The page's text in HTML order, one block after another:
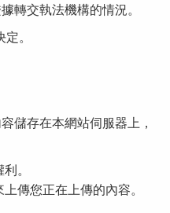
轉交執法機構的情況。
。
儲存在本網站伺服器上，
。
傳您正在上傳的內容。